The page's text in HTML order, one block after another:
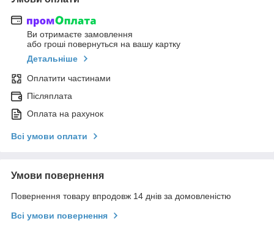
Ви отримаєте замовлення
або гроші повернуться на вашу картку
Детальніше
Оплатити частинами
Післяплата
Оплата на рахунок
Всі умови оплати
Умови повернення
Повернення товару впродовж 14 днів за домовленістю
Всі умови повернення